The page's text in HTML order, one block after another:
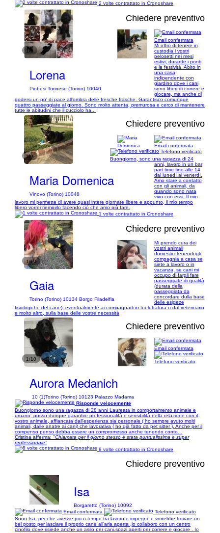
2 volte contrattato in Cronoshare
1/6
Chiedere preventivo
Lorena
Piobesi Torinese (Torino) 10040
Email confermata
Mi offro di tenere in
custodia i vostri
pelosetti nei mesi
estivi, durante i ponti
e le festività. Abito in
una casa
indipendente con
giardino dove i cani
sono liberi di correre e
giocare, ma anche di
godersi un po' di pace all'ombra delle fresche frasche. Garantisco comunque
quattro passeggiate al giorno. Sono molto attenta, premurosa e cerco di mantenere
tutte le abitudini che il cucciolo ha...
1/9
Chiedere preventivo
Maria Domenica
Vinovo (Torino) 10048
Email confermata
Telefono verificato
Buongiorno, sono una ragazza di 24
anni, lavoro in un bar
part time fino alle 14
dal lunedì al venerdì.
Amo stare a contatto
con gli animali, da
quando sono nata
vivo con essi. Il mio
lavoro mi permette di avere quasi intere giornate libere e appunto, il mio tempo
libero vorrei riempirlo facendo ciò che amo più fare.
1 volte contrattato in Cronoshare
1/10
Chiedere preventivo
Gaia
Torino (Torino) 10134 Borgo Filadelfia
Mi prendo cura dei
vostri animali
domestici tenendogli
compagnia a casa se
siete a lavoro o in
vacanza, se cani mi
occupo di fargli fare
passeggiate di qualità
(durata della
passeggiata da
concordare dulla base
delle esigeze
fisiologiche del cane), eventualmente accompagnarli in toelettatura o dal veterinario
e molto altro, sulla base delle vostre necessità
1/10
Chiedere preventivo
Aurora Medanich
10 (1)Torino (Torino) 10123 Palazzo Madama
Email confermata
Telefono verificato
Risponde velocemente
Buongiorno sono una ragazza di 28 anni Laureata in comportamento animale e
umano; posso dunque garantire professionalità e sensibilità nella relazione con il
vostro animale, affiancata dall'esperienza sia personale ( ho sempre avuto molti
animali, dalle anatre ai cani) che lavorativa ( ho già fatto da pet sitter ). Anche per il
compenso penso debba essere un compromesso anche tenendo conto...
Cristina afferma: "Chiamata per il giorno stesso è stata puntualissima e super
professionale"
8 volte contrattato in Cronoshare
Chiedere preventivo
Isa
Borgaretto (Torino) 10092
Email confermata
Telefono verificato
Sono Isa..per che avesse poco tempo tra lavoro e impegni ,e vorrebbe trovare un
bel posto per lasciare il proprio cane all'aria aperta ,io collaboro con un centro
cinofilo dove risiede anche un asilo per cani.spazi aperti per correre e giocare . Io